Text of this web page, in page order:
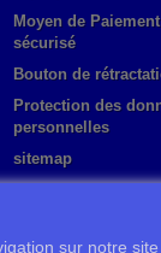
Moyen de Paiement
sécurisé
Bouton de
Protection des
personnelles
sitemap
sur notre